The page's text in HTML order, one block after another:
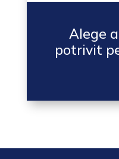
Alege
potrivit